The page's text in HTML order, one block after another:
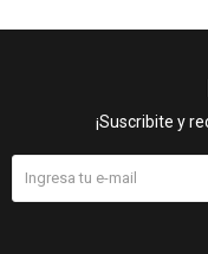
¡Suscribite y